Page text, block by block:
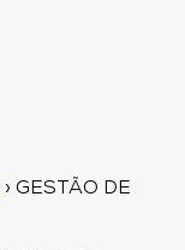
› GESTÃO DE